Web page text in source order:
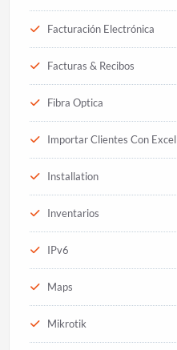
Facturación Electrónica
Facturas & Recibos
Fibra Optica
Importar Clientes Con Excel
Installation
Inventarios
IPv6
Maps
Mikrotik